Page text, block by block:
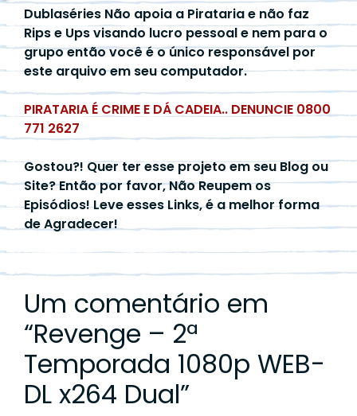
Dublaséries Não apoia a Pirataria e não faz
Rips e Ups visando lucro pessoal e nem para o
grupo então você é o único responsável por
este arquivo em seu computador.
PIRATARIA É CRIME E DÁ CADEIA.. DENUNCIE 0800
771 2627
Gostou?! Quer ter esse projeto em seu Blog ou
Site? Então por favor, Não Reupem os
Episódios! Leve esses Links, é a melhor forma
de Agradecer!
Um comentário em
“Revenge – 2ª
Temporada 1080p WEB-
DL x264 Dual”